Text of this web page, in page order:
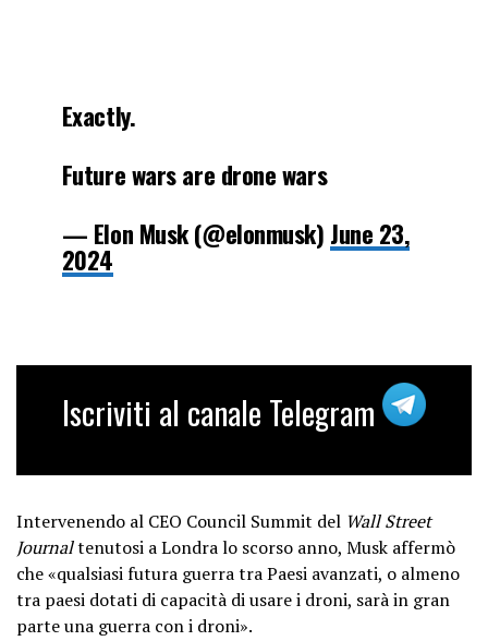
Exactly.
Future wars are drone wars
— Elon Musk (@elonmusk) June 23,
2024
Iscriviti al canale Telegram
Intervenendo al CEO Council Summit del Wall Street
Journaltenutosi a Londra lo scorso anno, Musk affermò
che «qualsiasi futura guerra tra Paesi avanzati, o almeno
tra paesi dotati di capacità di usare i droni, sarà in gran
parte una guerra con i droni».